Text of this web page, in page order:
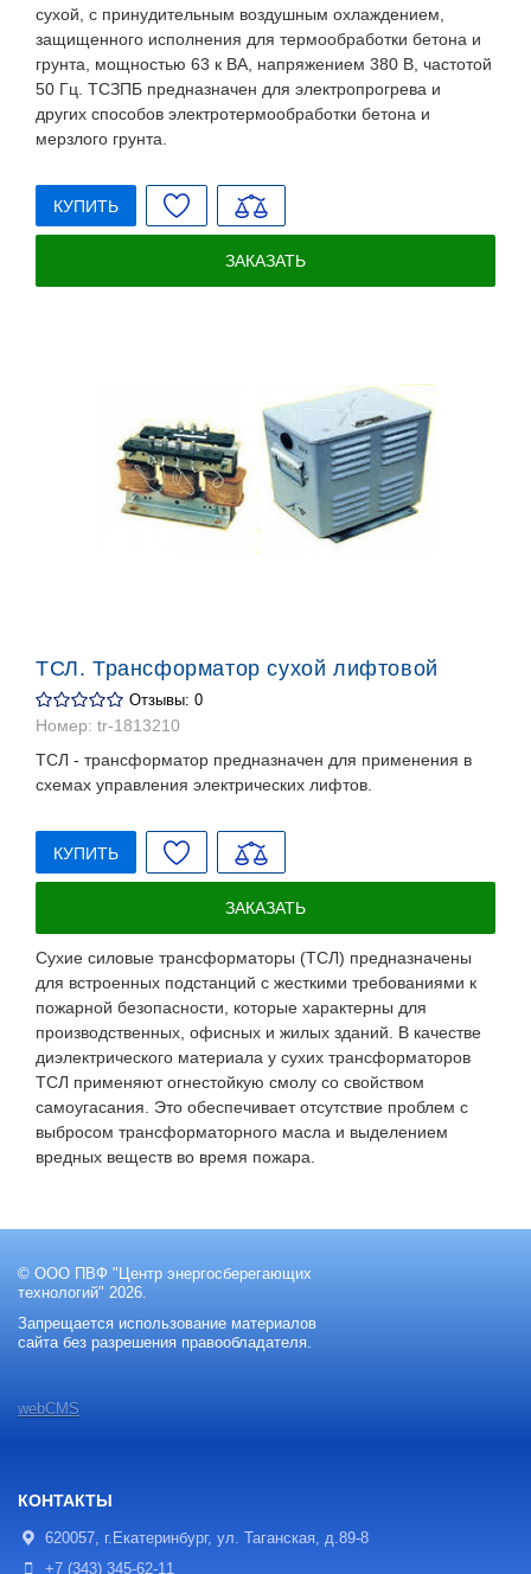
сухой, с принудительным воздушным охлаждением,
защищенного исполнения для термообработки бетона и
грунта, мощностью 63 к ВА, напряжением 380 В, частотой
50 Гц. ТСЗПБ предназначен для электропрогрева и
других способов электротермообработки бетона и
мерзлого грунта.
КУПИТЬ
ЗАКАЗАТЬ
ТСЛ. Трансформатор сухой лифтовой
Отзывы: 0
Номер: tr-1813210
ТСЛ - трансформатор предназначен для применения в
схемах управления электрических лифтов.
КУПИТЬ
ЗАКАЗАТЬ
Сухие силовые трансформаторы (ТСЛ) предназначены
для встроенных подстанций с жесткими требованиями к
пожарной безопасности, которые характерны для
производственных, офисных и жилых зданий. В качестве
диэлектрического материала у сухих трансформаторов
ТСЛ применяют огнестойкую смолу со свойством
самоугасания. Это обеспечивает отсутствие проблем с
выбросом трансформаторного масла и выделением
вредных веществ во время пожара.
© ООО ПВФ "Центр энергосберегающих
технологий" 2026.
Запрещается использование материалов
сайта без разрешения правообладателя.
webCMS
КОНТАКТЫ
620057, г.Екатеринбург, ул. Таганская, д.89-8
+7 (343) 345-62-11